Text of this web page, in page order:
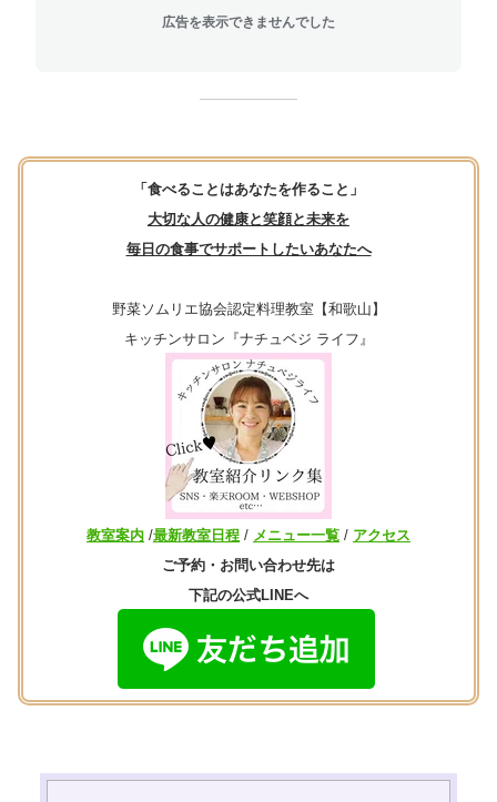
広告を表示できませんでした
「食べることはあなたを作ること」
大切な人の健康と笑顔と未来を
毎日の食事でサポートしたいあなたへ
野菜ソムリエ協会認定料理教室【和歌山】
キッチンサロン『ナチュベジ ライフ』
教室案内 /最新教室日程 / メニュー一覧 / アクセス
ご予約・お問い合わせ先は
下記の公式LINEへ